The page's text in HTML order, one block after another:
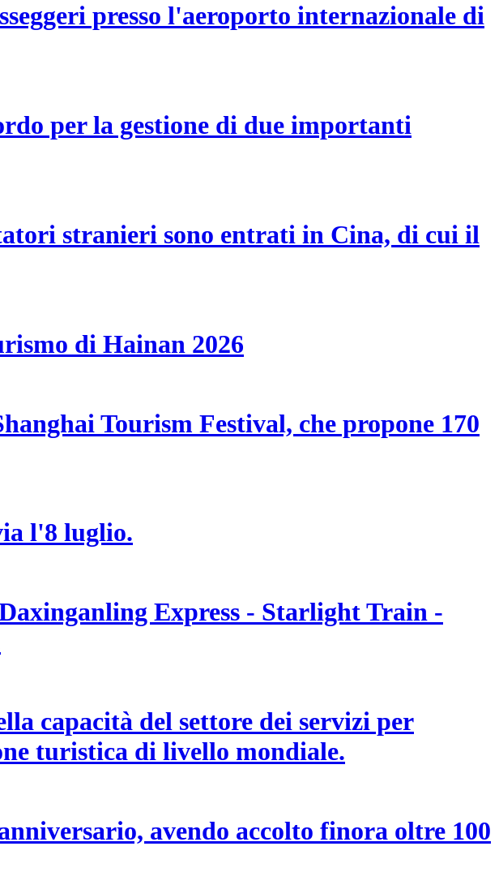
presso l'aeroporto internazionale di
per la gestione di due importanti
stranieri sono entrati in Cina, di cui il
di Hainan 2026
Tourism Festival, che propone 170
l'8 luglio.
Express - Starlight Train -
capacità del settore dei servizi per
turistica di livello mondiale.
avendo accolto finora oltre 100